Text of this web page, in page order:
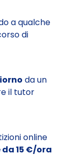
a qualche
di
da un
il tutor
online
15 €/ora